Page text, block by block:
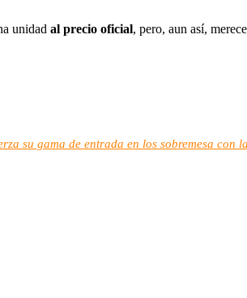
unidad al precio oficial, pero, aun así,
su gama de entrada en los sobremesa con